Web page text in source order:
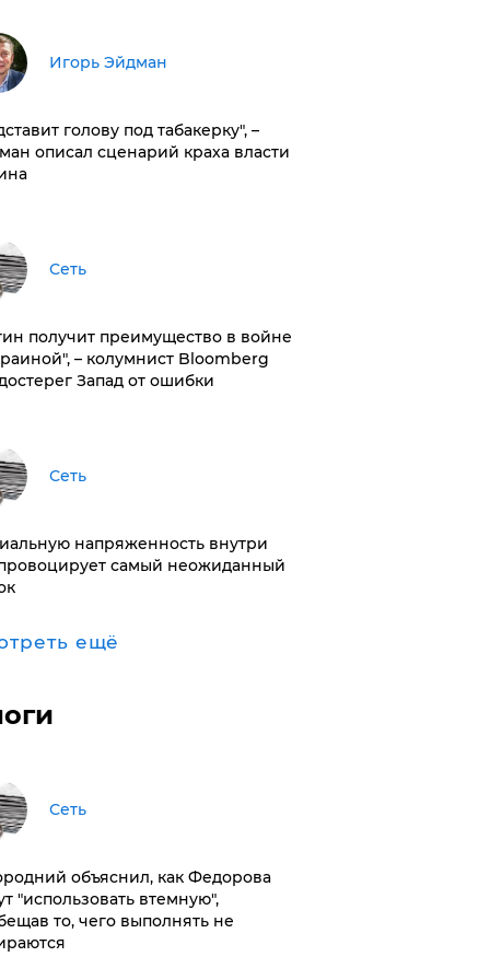
Игорь Эйдман
голову под табакерку", –
описал сценарий краха власти
Сеть
получит преимущество в войне
– колумнист Bloomberg
Запад от ошибки
Сеть
напряженность внутри
самый неожиданный
ещё
Сеть
объяснил, как Федорова
"использовать втемную",
то, чего выполнять не